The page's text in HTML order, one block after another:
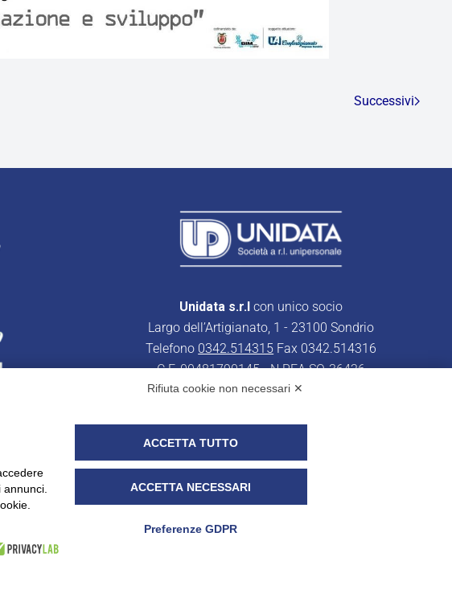
Successivi
Unidata s.r.l con unico socio
Largo dell’Artigianato, 1 - 23100 Sondrio
Telefono 0342.514315 Fax 0342.514316
C.F. 00481790145 - N.REA SO-36426
PEC:unidata.sondrio@legalmail.it
privacy (per i clienti)
Rifiuta cookie non necessari ✕
ACCETTA TUTTO
ACCETTA NECESSARI
Preferenze GDPR